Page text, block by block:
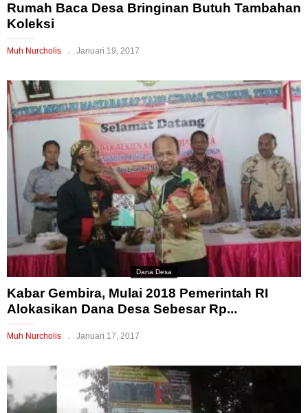
Rumah Baca Desa Bringinan Butuh Tambahan
Koleksi
Muh Nurcholis Januari 19, 2017
Dana Desa
Kabar Gembira, Mulai 2018 Pemerintah RI
Alokasikan Dana Desa Sebesar Rp...
Muh Nurcholis Januari 17, 2017